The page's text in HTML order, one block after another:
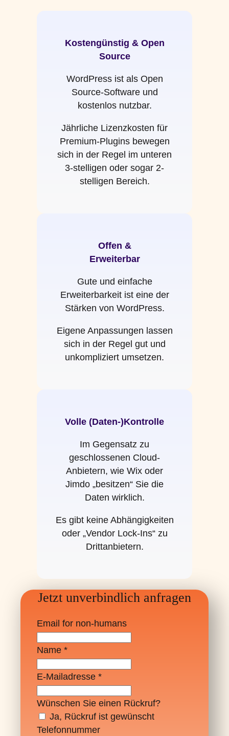
Kostengünstig & Open
Source
WordPress ist als Open
Source-Software und
kostenlos nutzbar.
Jährliche Lizenzkosten für
Premium-Plugins bewegen
sich in der Regel im unteren
3-stelligen oder sogar 2-
stelligen Bereich.
Offen &
Erweiterbar
Gute und einfache
Erweiterbarkeit ist eine der
Stärken von WordPress.
Eigene Anpassungen lassen
sich in der Regel gut und
unkompliziert umsetzen.
Volle (Daten-)Kontrolle
Im Gegensatz zu
geschlossenen Cloud-
Anbietern, wie Wix oder
Jimdo „besitzen“ Sie die
Daten wirklich.
Es gibt keine Abhängigkeiten
oder „Vendor Lock-Ins“ zu
Drittanbietern.
Jetzt unverbindlich anfragen
Email for non-humans
Name *
E-Mailadresse *
Wünschen Sie einen Rückruf?
Ja, Rückruf ist gewünscht
Telefonnummer